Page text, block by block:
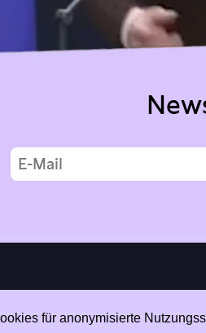
für anonymisierte